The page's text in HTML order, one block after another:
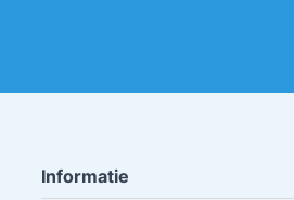
Informatie